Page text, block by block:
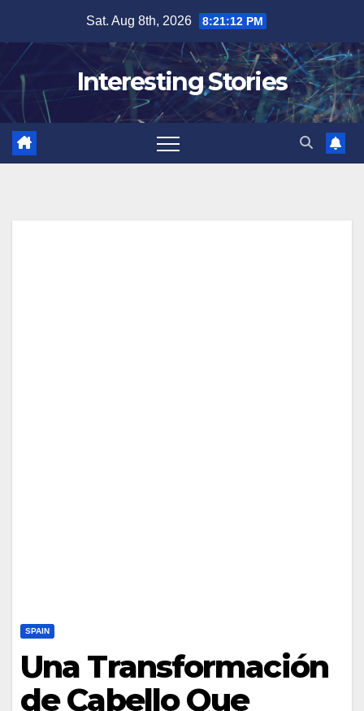
content
Sat. Aug 8th, 2026 8:21:13 PM
Interesting Stories
SPAIN
Una Transformación
de Cabello Que